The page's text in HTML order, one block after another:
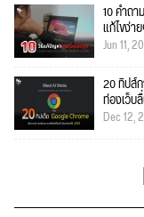
10 คำถ
แก้ไขง่า
Jun 11,
20 ทิปส์ก
ท่องเว็บ
Dec 12,